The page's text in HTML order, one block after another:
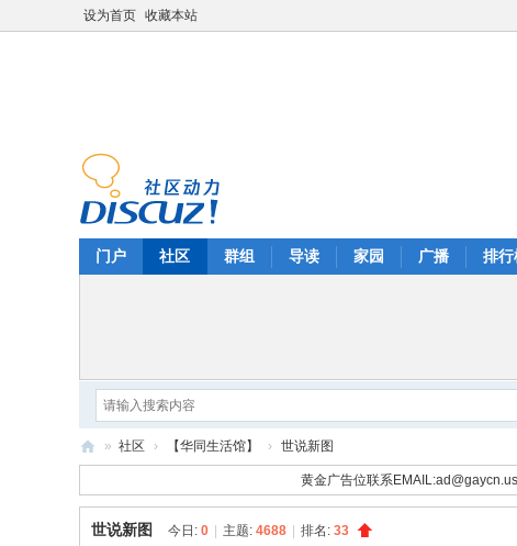
设为首页 收藏本站
门户 社区 群组 导读 家园 广播 排行
同
» 社区 › 【华同生活馆】 › 世说新图
黄金广告位联系EMAIL:ad@gaycn.us
世说新图 今日: 0 主题: 4688 排名: 33